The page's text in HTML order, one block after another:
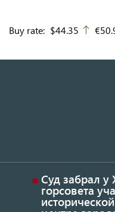
Buy rate: $44.35 up
Суд забрал у
горсовета